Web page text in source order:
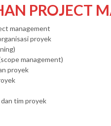
PROJECT
management
proyek
management)
proyek
tim proyek